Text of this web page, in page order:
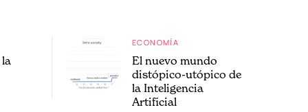
ECONOMÍA
El nuevo mundo
distópico-utópico de
la Inteligencia
Artificial